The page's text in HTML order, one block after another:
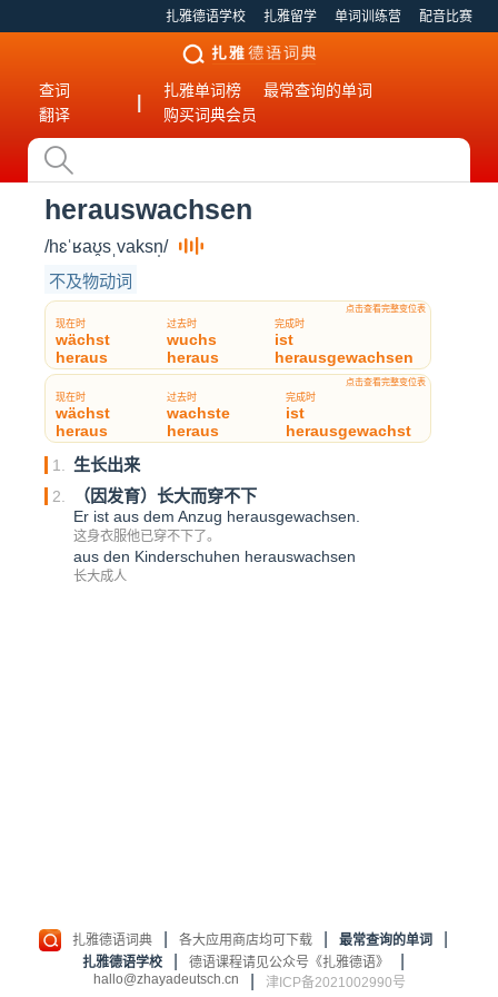
扎雅德语学校 扎雅留学 单词训练营 配音比赛
查词
翻译
扎雅单词榜
最常查询的单词
购买词典会员
herauswachsen
/hɛˈʁaʊ̯sˌvaksn̩/
不及物动词
点击查看完整变位表
现在时
wächst
heraus
过去时
wuchs
heraus
完成时
ist
herausgewachsen
点击查看完整变位表
现在时
wächst
heraus
过去时
wachste
heraus
完成时
ist
herausgewachst
1.
生长出来
2. （因发育）长大而穿不下
Er ist aus dem Anzug herausgewachsen.
这身衣服他已穿不下了。
aus den Kinderschuhen herauswachsen
长大成人
扎雅德语词典 各大应用商店均可下载 最常查询的单词
扎雅德语学校 德语课程请见公众号《扎雅德语》
hallo@zhayadeutsch.cn 津ICP备2021002990号